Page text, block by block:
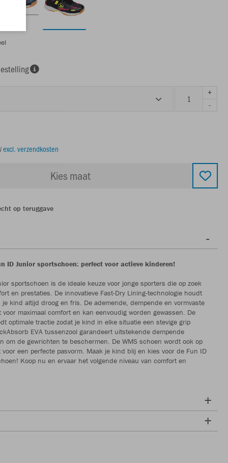
+
-
excl. verzendkosten
Kies maat
op teruggave
ID Junior sportschoen: perfect voor actieve kinderen!
sportschoen is de ideale keuze voor jonge sporters die op zoek
en prestaties. De innovatieve Fast-Dry Lining-technologie houdt
je kind altijd droog en fris. De ademende, dempende en vormvaste
voor maximaal comfort en kan eenvoudig worden gewassen. De
optimale tractie zodat je kind in elke situatie een stevige grip
EVA tussenzool garandeert uitstekende dempende
om de gewrichten te beschermen. De WMS schoen wordt ook op
voor een perfecte pasvorm. Maak je kind blij en kies voor de Fun ID
Koop nu en ervaar het volgende niveau van comfort en